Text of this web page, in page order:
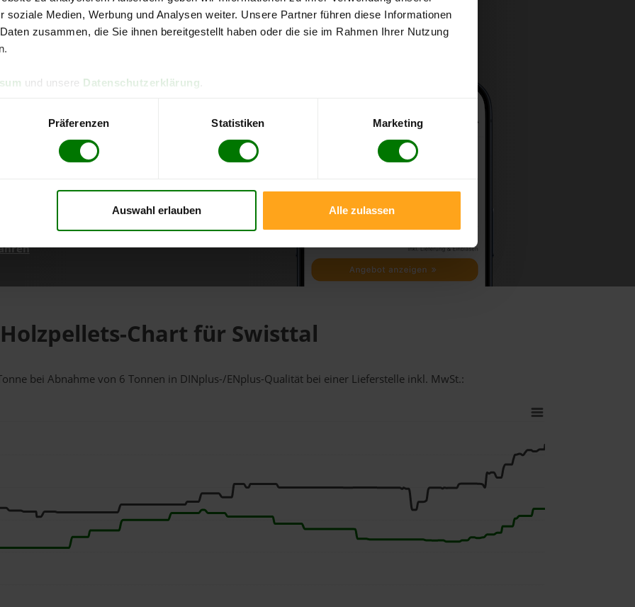
soziale Medien, Werbung und Analysen weiter. Unsere Partner führen diese Informationen
zusammen, die Sie ihnen bereitgestellt haben oder die sie im Rahmen Ihrer Nutzung
und unsere Datenschutzerklärung
Präferenzen Statistiken Marketing
Auswahl erlauben Alle zulassen
kostenlose
direkt online bestellen
aktuellen Stand
Holzpellets-Chart für Swisttal
bei Abnahmevon 6 Tonnen in DINplus-/ENplus-Qualität bei einer Lieferstelle inkl. MwSt.: